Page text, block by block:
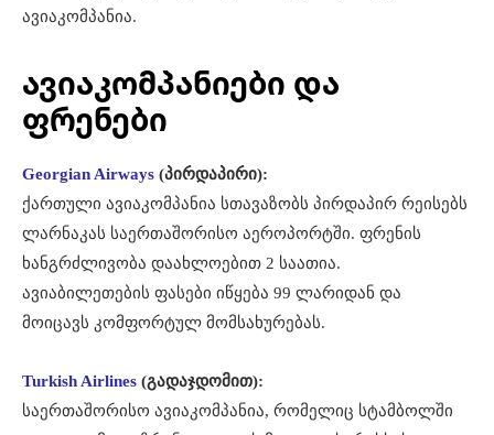
ავიაკომპანია.
ავიაკომპანიები და
ფრენები
Georgian Airways (პირდაპირი):
ქართული ავიაკომპანია სთავაზობს პირდაპირ რეისებს
ლარნაკას საერთაშორისო აეროპორტში. ფრენის
ხანგრძლივობა დაახლოებით 2 საათია.
ავიაბილეთების ფასები იწყება 99 ლარიდან და
მოიცავს კომფორტულ მომსახურებას.
Turkish Airlines (გადაჯდომით):
საერთაშორისო ავიაკომპანია, რომელიც სტამბოლში